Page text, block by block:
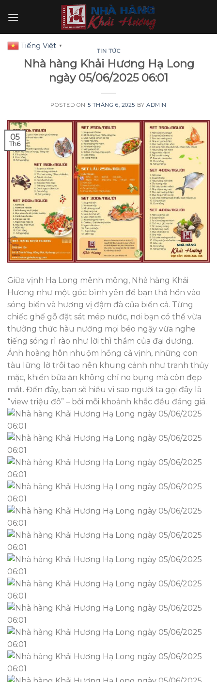
TIN TỨC
Nhà hàng Khải Hương Hạ Long
ngày 05/06/2025 06:01
POSTED ON 5 THÁNG 6, 2025 BYADMIN
05
Th6
Giữa vịnh Hạ Long mênh mông, Nhà hàng Khải
Hương như một góc bình yên để bạn thả hồn vào
sóng biển và hương vị đậm đà của biển cả. Từng
chiếc ghế gỗ đặt sát mép nước, nơi bạn có thể vừa
thưởng thức hàu nướng mọi béo ngậy vừa nghe
tiếng sóng rì rào như lời thì thầm của đại dương.
Ánh hoàng hôn nhuộm hồng cả vịnh, những con
tàu lững lờ trôi tạo nên khung cảnh như tranh thủy
mặc, khiến bữa ăn không chỉ no bụng mà còn đẹp
mắt. Đến đây, bạn sẽ hiểu vì sao người ta gọi đây là
“view triệu đô” – bởi mỗi khoảnh khắc đều đáng giá.
Tiếng Việt ▼